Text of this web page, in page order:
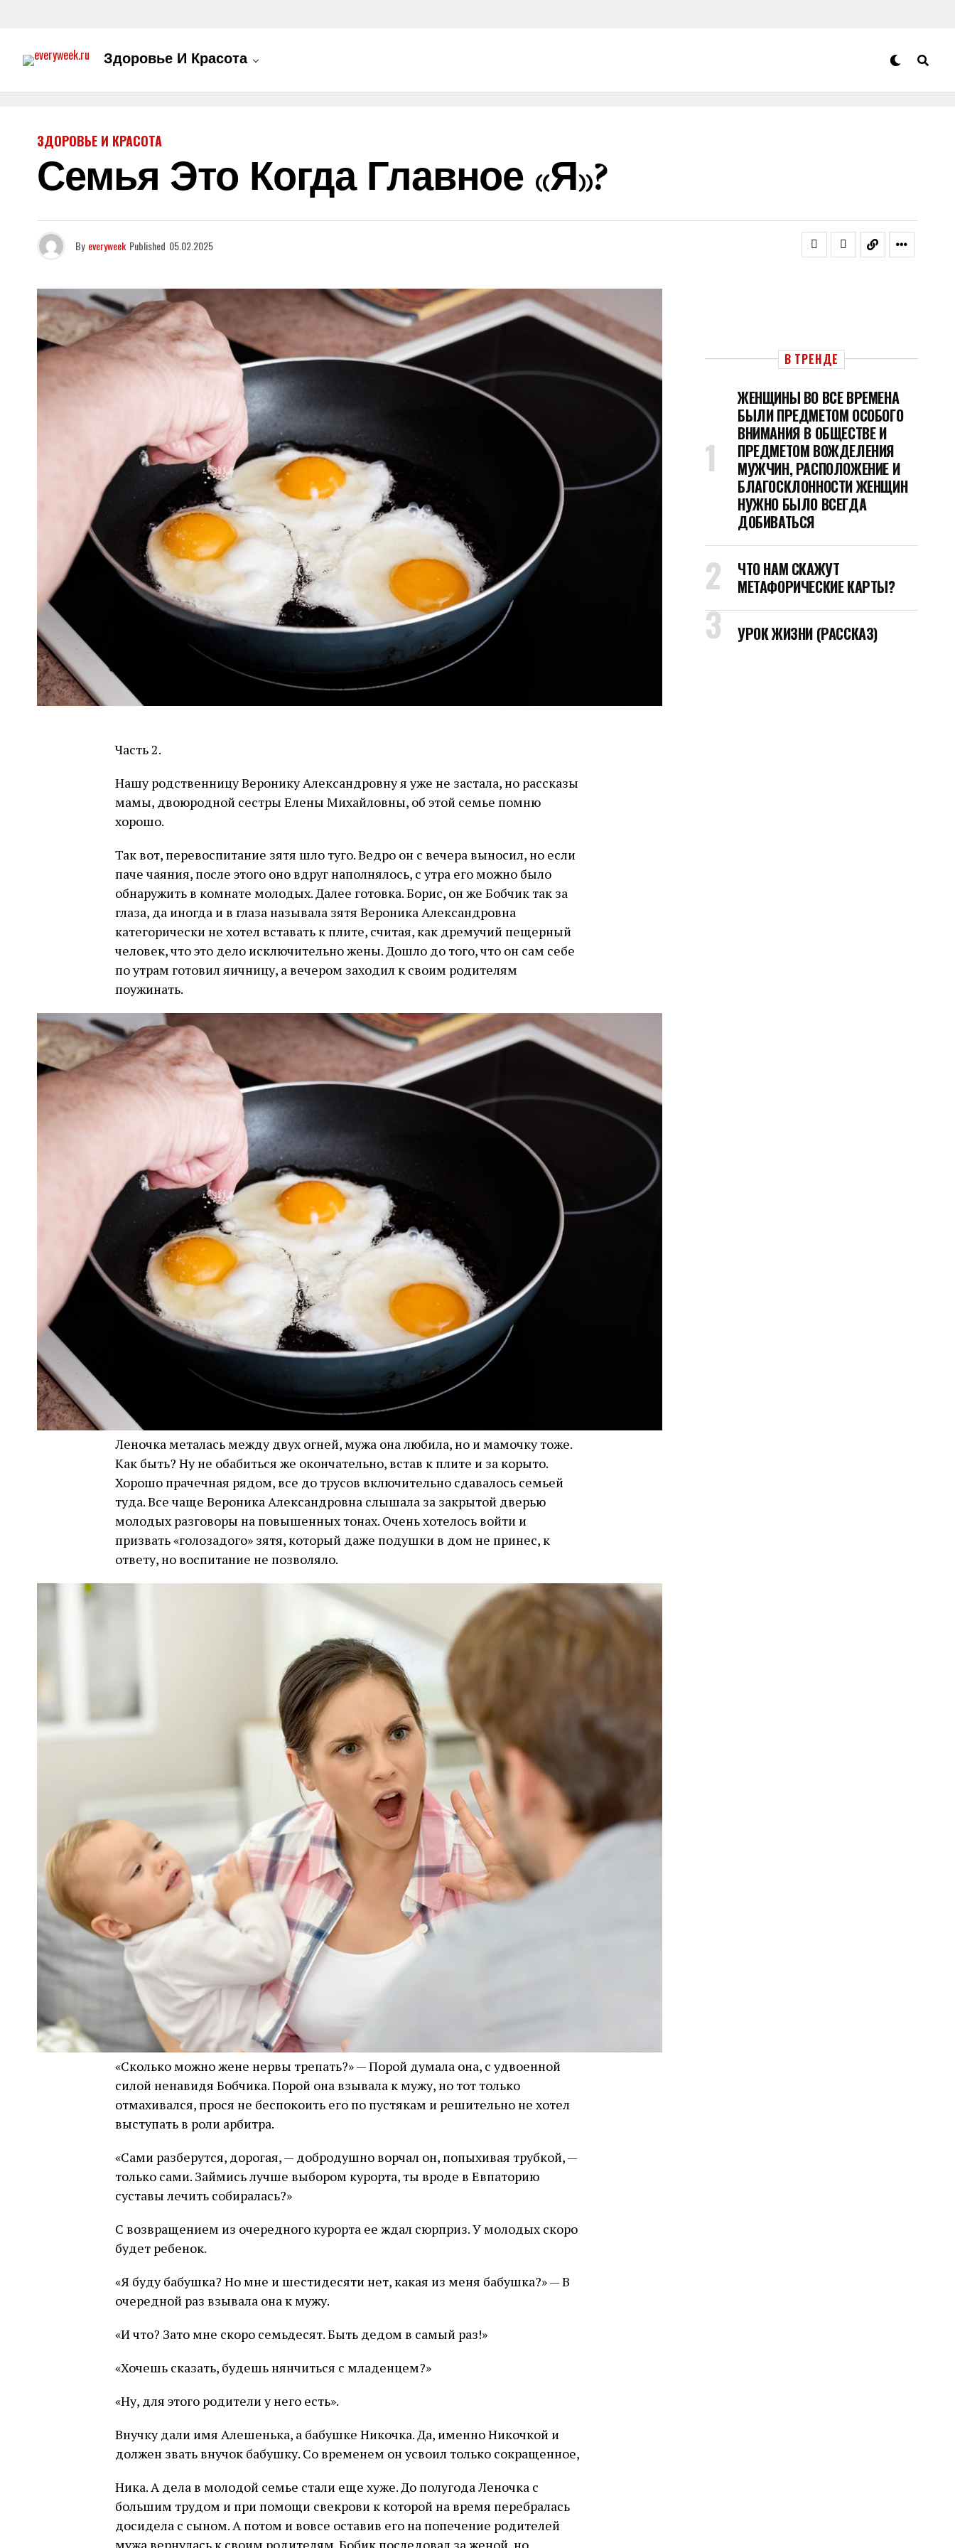
Здоровье И Красота
ЗДОРОВЬЕ И КРАСОТА
Семья Это Когда Главное «Я»?
By everyweek Published 05.02.2025
Часть 2.
Нашу родственницу Веронику Александровну я уже не застала, но рассказы
мамы, двоюродной сестры Елены Михайловны, об этой семье помню
хорошо.
Так вот, перевоспитание зятя шло туго. Ведро он с вечера выносил, но если
паче чаяния, после этого оно вдруг наполнялось, с утра его можно было
обнаружить в комнате молодых. Далее готовка. Борис, он же Бобчик так за
глаза, да иногда и в глаза называла зятя Вероника Александровна
категорически не хотел вставать к плите, считая, как дремучий пещерный
человек, что это дело исключительно жены. Дошло до того, что он сам себе
по утрам готовил яичницу, а вечером заходил к своим родителям
поужинать.
Леночка металась между двух огней, мужа она любила, но и мамочку тоже.
Как быть? Ну не обабиться же окончательно, встав к плите и за корыто.
Хорошо прачечная рядом, все до трусов включительно сдавалось семьей
туда. Все чаще Вероника Александровна слышала за закрытой дверью
молодых разговоры на повышенных тонах. Очень хотелось войти и
призвать «голозадого» зятя, который даже подушки в дом не принес, к
ответу, но воспитание не позволяло.
«Сколько можно жене нервы трепать?» — Порой думала она, с удвоенной
силой ненавидя Бобчика. Порой она взывала к мужу, но тот только
отмахивался, прося не беспокоить его по пустякам и решительно не хотел
выступать в роли арбитра.
«Сами разберутся, дорогая, — добродушно ворчал он, попыхивая трубкой, —
только сами. Займись лучше выбором курорта, ты вроде в Евпаторию
суставы лечить собиралась?»
С возвращением из очередного курорта ее ждал сюрприз. У молодых скоро
будет ребенок.
«Я буду бабушка? Но мне и шестидесяти нет, какая из меня бабушка?» — В
очередной раз взывала она к мужу.
«И что? Зато мне скоро семьдесят. Быть дедом в самый раз!»
«Хочешь сказать, будешь нянчиться с младенцем?»
«Ну, для этого родители у него есть».
Внучку дали имя Алешенька, а бабушке Никочка. Да, именно Никочкой и
должен звать внучок бабушку. Со временем он усвоил только сокращенное,
Ника. А дела в молодой семье стали еще хуже. До полугода Леночка с
большим трудом и при помощи свекрови к которой на время перебралась
досидела с сыном. А потом и вовсе оставив его на попечение родителей
мужа вернулась к своим родителям. Бобик последовал за женой, но
В ТРЕНДЕ
ЖЕНЩИНЫ ВО ВСЕ ВРЕМЕНА
БЫЛИ ПРЕДМЕТОМ ОСОБОГО
ВНИМАНИЯ В ОБЩЕСТВЕ И
ПРЕДМЕТОМ ВОЖДЕЛЕНИЯ
МУЖЧИН, РАСПОЛОЖЕНИЕ И
БЛАГОСКЛОННОСТИ ЖЕНЩИН
НУЖНО БЫЛО ВСЕГДА
ДОБИВАТЬСЯ
ЧТО НАМ СКАЖУТ
МЕТАФОРИЧЕСКИЕ КАРТЫ?
УРОК ЖИЗНИ (РАССКАЗ)